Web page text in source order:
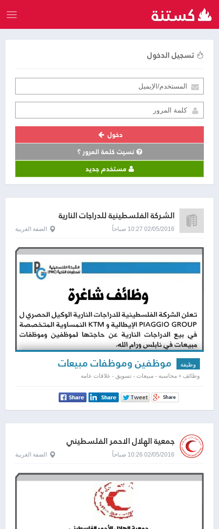
تسجيل الدخول
دخول
نسيت كلمة المرور ؟
مستخدم جديد
الشركة الفلسطينية للدراجات النارية
02/05/2016 10:27 صباحاً الضفة الغربية
وظيفة موظفين وموظفات مبيعات
وظائف » محاسبه - مبيعات - تسويق - علاقات عامه
جمعية الهلال الاحمر الفلسطيني
02/05/2016 10:26 صباحاً الضفة الغربية